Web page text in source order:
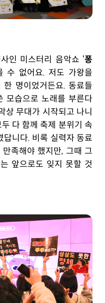
인 미스터리 음악쇼 ‘퐁
수 없어요. 저도 가왕을
한 명이었거든요. 동료들
모습으로 노래를 부른다
상 무대가 시작되고 나니
다 함께 축제 분위기 속
답니다. 비록 실력자 동료
족해야 했지만, 그때 그
앞으로도 잊지 못할 것